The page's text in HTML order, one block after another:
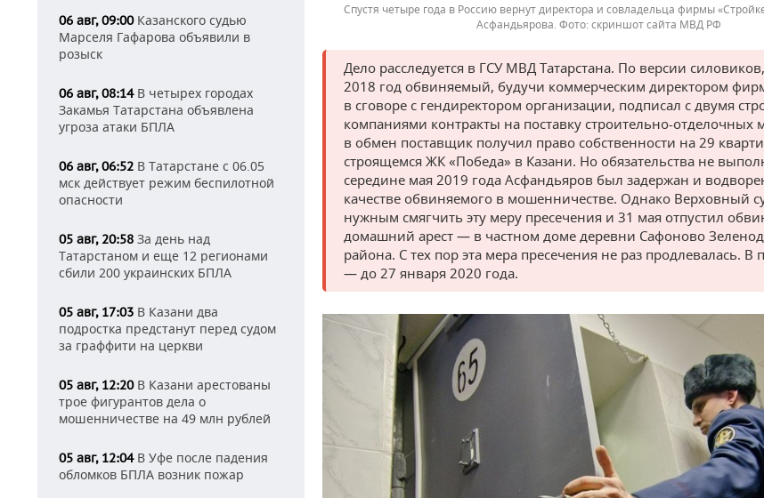
06 авг, 09:00Казанского судью
Марселя Гафарова объявили в
розыск
06 авг, 08:14В четырех городах
Закамья Татарстана объявлена
угроза атаки БПЛА
06 авг, 06:52 В Татарстане с 06.05
мск действует режим беспилотной
опасности
05 авг, 20:58 За день над
Татарстаном и еще 12 регионами
сбили 200 украинских БПЛА
05 авг, 17:03 В Казани два
подростка предстанут перед судом
за граффити на церкви
05 авг, 12:20В Казани арестованы
трое фигурантов дела о
мошенничестве на 49 млн рублей
05 авг, 12:04В Уфе после падения
обломков БПЛА возник пожар
Спустя четыре года в Россию вернут директора и совладельца фирмы
Асфандьярова.
скриншот сайта МВД РФ
Дело расследуется в ГСУ МВД Татарстана. По версии
2018 год обвиняемый, будучи коммерческим директором
в сговоре с гендиректором организации, подписал с двумя
компаниями контракты на поставку строительно-отделочных
в обмен поставщик получил право собственности на 29
строящемся ЖК «Победа» в Казани. Но обязательства не
середине мая 2019 года Асфандьяров был задержан и
качестве обвиняемого в мошенничестве. Однако Верховный
нужным смягчить эту меру пресечения и 31 мая отпустил
домашний арест — в частном доме деревни Сафоново
района. С тех пор эта мера пресечения не раз продлевалась. В
— до 27 января 2020 года.